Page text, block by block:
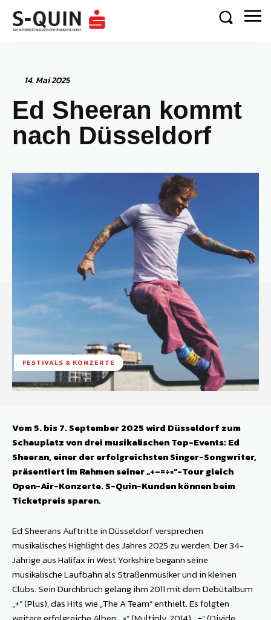
14. Mai 2025
Ed Sheeran kommt
nach Düsseldorf
FESTIVALS & KONZERTE
Vom 5. bis 7. September 2025 wird Düsseldorf zum
Schauplatz von drei musikalischen Top-Events: Ed
Sheeran, einer der erfolgreichsten Singer-Songwriter,
präsentiert im Rahmen seiner „+–=÷×“-Tour gleich
Open-Air-Konzerte. S-Quin-Kunden können beim
Ticketpreis sparen.
Ed Sheerans Auftritte in Düsseldorf versprechen
musikalisches Highlight des Jahres 2025 zu werden. Der 34-
Jährige aus Halifax in West Yorkshire begann seine
musikalische Laufbahn als Straßenmusiker und in kleinen
Clubs. Sein Durchbruch gelang ihm 2011 mit dem Debütalbum
„+“ (Plus), das Hits wie „The A Team“ enthielt. Es folgten